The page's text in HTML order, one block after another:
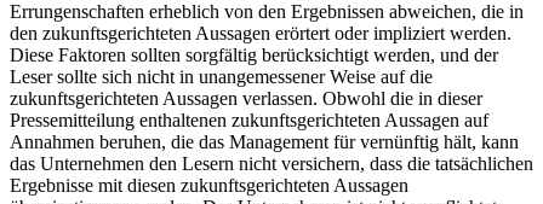
Errungenschaften erheblich von den Ergebnissen abweichen, die in
den zukunftsgerichteten Aussagen erörtert oder impliziert werden.
Diese Faktoren sollten sorgfältig berücksichtigt werden, und der
Leser sollte sich nicht in unangemessener Weise auf die
zukunftsgerichteten Aussagen verlassen. Obwohl die in dieser
Pressemitteilung enthaltenen zukunftsgerichteten Aussagen auf
Annahmen beruhen, die das Management für vernünftig hält, kann
das Unternehmen den Lesern nicht versichern, dass die tatsächlichen
Ergebnisse mit diesen zukunftsgerichteten Aussagen